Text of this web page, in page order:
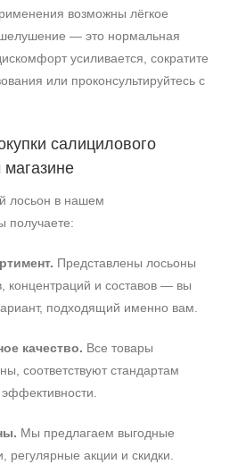
возможны лёгкое
— это нормальная
усиливается, сократите
или проконсультируйтесь с
салицилового
лосьон в нашем
получаете:
Представлены лосьоны
концентраций и составов — вы
подходящий именно вам.
качество. Все товары
соответствуют стандартам
Мы предлагаем выгодные
регулярные акции и скидки.